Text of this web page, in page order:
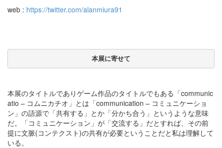
web : https://twitter.com/alanmiura91
本展に寄せて
本展のタイトルでありゲーム作品のタイトルでもある「communic
atio – コムニカチオ」とは「communication – コミュニケーショ
ン」の語源で「共有する」とか「分かち合う」というような意味
だ。「コミュニケーション」が「交流する」だとすれば、その前
提に文脈(コンテクスト)の共有が必要ということだと私は理解して
いる。